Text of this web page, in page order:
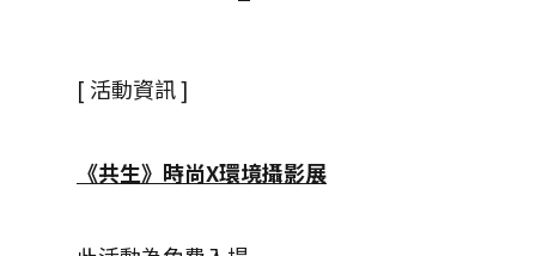
[ 活動資訊 ]
《共生》時尚X環境攝影展